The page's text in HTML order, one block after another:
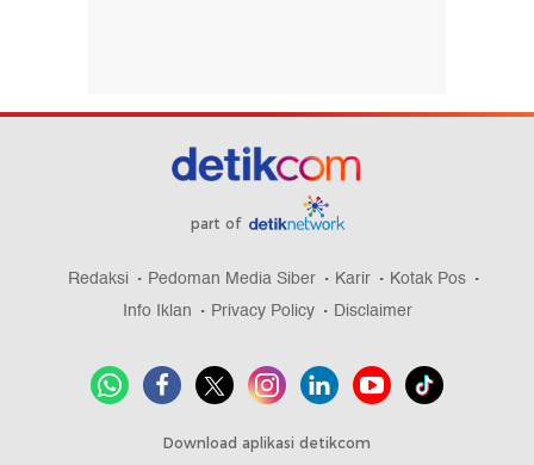
part of
Redaksi Pedoman Media Siber Karir
Kotak Pos
Info Iklan
Privacy Policy Disclaimer
Download aplikasi detikcom